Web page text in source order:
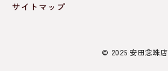
サイトマップ
© 2025 安田念珠店